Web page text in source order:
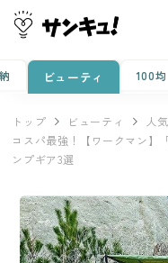
ビューティ 100均
トップ ビューティ
人
コスパ最強！【ワークマン】
ンプギア3選